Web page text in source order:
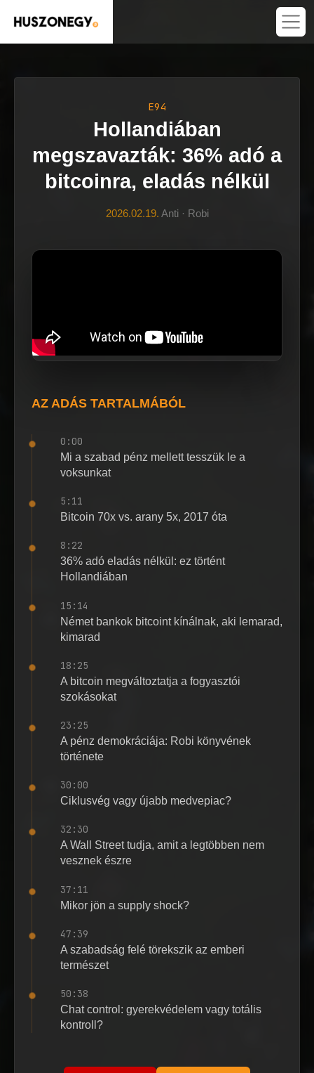
E94
Hollandiában
megszavazták: 36% adó a
bitcoinra, eladás nélkül
2026.02.19. Anti · Robi
AZ ADÁS TARTALMÁBÓL
0:00
Mi a szabad pénz mellett tesszük le a
voksunkat
5:11
Bitcoin 70x vs. arany 5x, 2017 óta
8:22
36% adó eladás nélkül: ez történt
Hollandiában
15:14
Német bankok bitcoint kínálnak, aki lemarad,
kimarad
18:25
A bitcoin megváltoztatja a fogyasztói
szokásokat
23:25
A pénz demokráciája: Robi könyvének
története
30:00
Ciklusvég vagy újabb medvepiac?
32:30
A Wall Street tudja, amit a legtöbben nem
vesznek észre
37:11
Mikor jön a supply shock?
47:39
A szabadság felé törekszik az emberi
természet
50:38
Chat control: gyerekvédelem vagy totális
kontroll?